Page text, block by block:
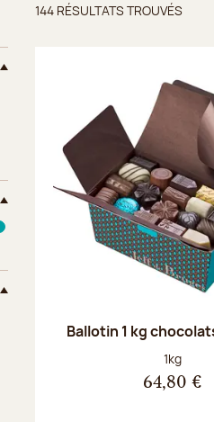
Résultats
144 RÉSULTATS TROUVÉS
Ballotin 1 kg
Poids net :
1kg
64,80 €